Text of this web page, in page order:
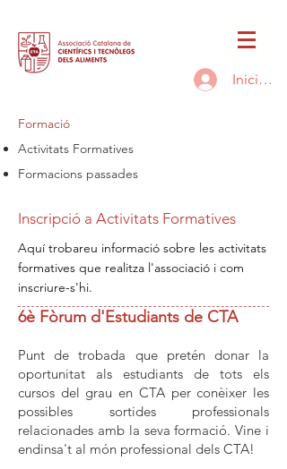
Inicia la
​Formació
Activitats Formatives
Formacions passades
Inscripció a Activitats Formatives
Aquí trobareu informació sobre les activitats
formatives que realitza l'associació i com
inscriure-s'hi.
6è Fòrum d'Estudiants de CTA
Punt de trobada que pretén donar la
oportunitat als estudiants de tots els
cursos del grau en CTA per conèixer les
possibles sortides professionals
relacionades amb la seva formació. Vine i
endinsa't al món professional dels CTA!